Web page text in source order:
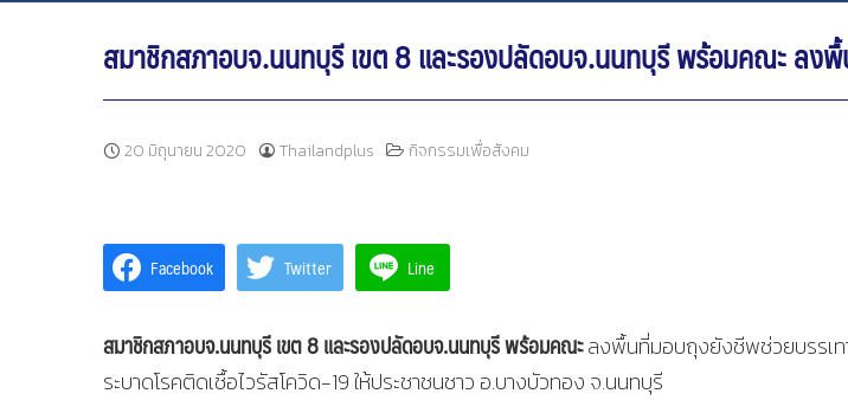
สมาชิกสภาอบจ.นนทบุรี เขต 8 และรองปลัดอบจ.นนทบุรี พร้อมคณะ ลง
20 มิถุนายน 2020 Thailandplus กิจกรรมเพื่อสังคม
Facebook Twitter Line
สมาชิกสภาอบจ.นนทบุรี เขต 8 และรองปลัดอบจ.นนทบุรี พร้อมคณะลงพื้นที่มอบถุงยังชีพช่วยบรรเท
ระบาดโรคติดเชื้อไวรัสโควิด-19 ให้ประชาชนชาว อ.บางบัวทอง จ.นนทบุรี